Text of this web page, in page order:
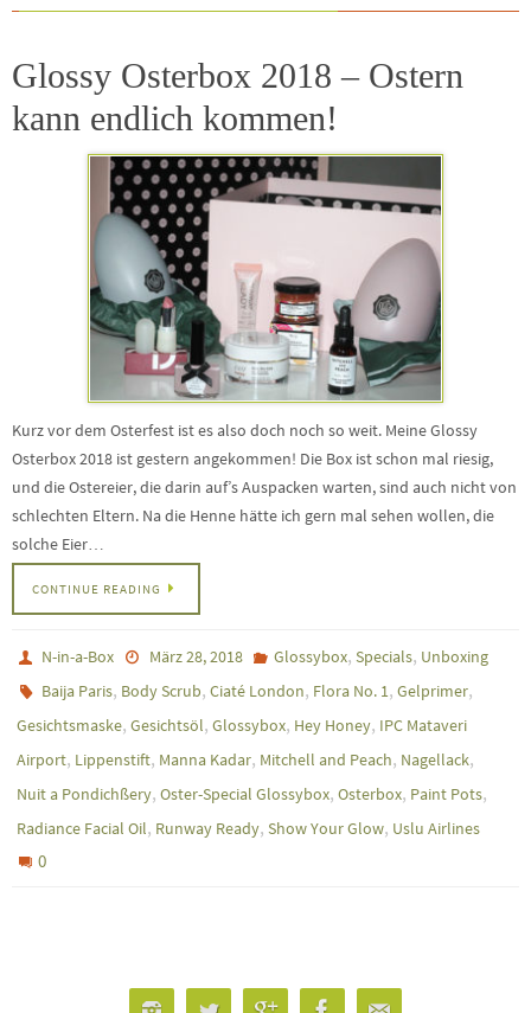
Glossy Osterbox 2018 – Ostern
kann endlich kommen!
Kurz vor dem Osterfest ist es also doch noch so weit. Meine Glossy
Osterbox 2018 ist gestern angekommen! Die Box ist schon mal riesig,
und die Ostereier, die darin auf’s Auspacken warten, sind auch nicht von
schlechten Eltern. Na die Henne hätte ich gern mal sehen wollen, die
solche Eier…
CONTINUE READING
N-in-a-Box März 28, 2018 Glossybox, Specials, Unboxing
Baija Paris, Body Scrub,Ciaté London, Flora No. 1,Gelprimer,
Gesichtsmaske, Gesichtsöl, Glossybox, Hey Honey, IPC Mataveri
Airport, Lippenstift, Manna Kadar, Mitchell and Peach, Nagellack,
Nuit a Pondichßery, Oster-Special Glossybox, Osterbox, Paint Pots,
Radiance Facial Oil, Runway Ready, Show Your Glow, Uslu Airlines
0